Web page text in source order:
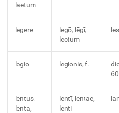
laetum
legere
legō, lēgī,
lectum
legiō legiōnis, f.
lentus,
lenta,
lentī, lentae,
lenti